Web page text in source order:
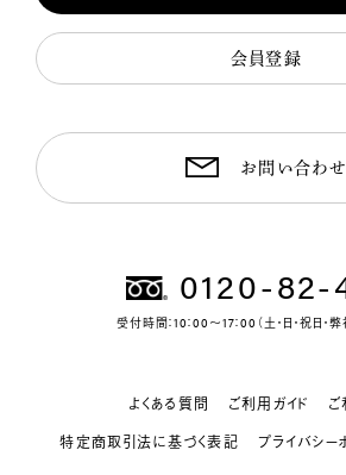
会員登録
お問い合わせ
0120-82-
受付時間：10：00～17：00（土・日・祝日・弊
よくある質問 ご利用ガイド
特定商取引法に基づく表記
プライバシー